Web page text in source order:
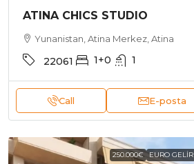
ATINA CHICS STUDIO
Yunanistan, Atina Merkez, Atina
22061 1+0 1
Call E-posta
250.000€ EURO GELIR